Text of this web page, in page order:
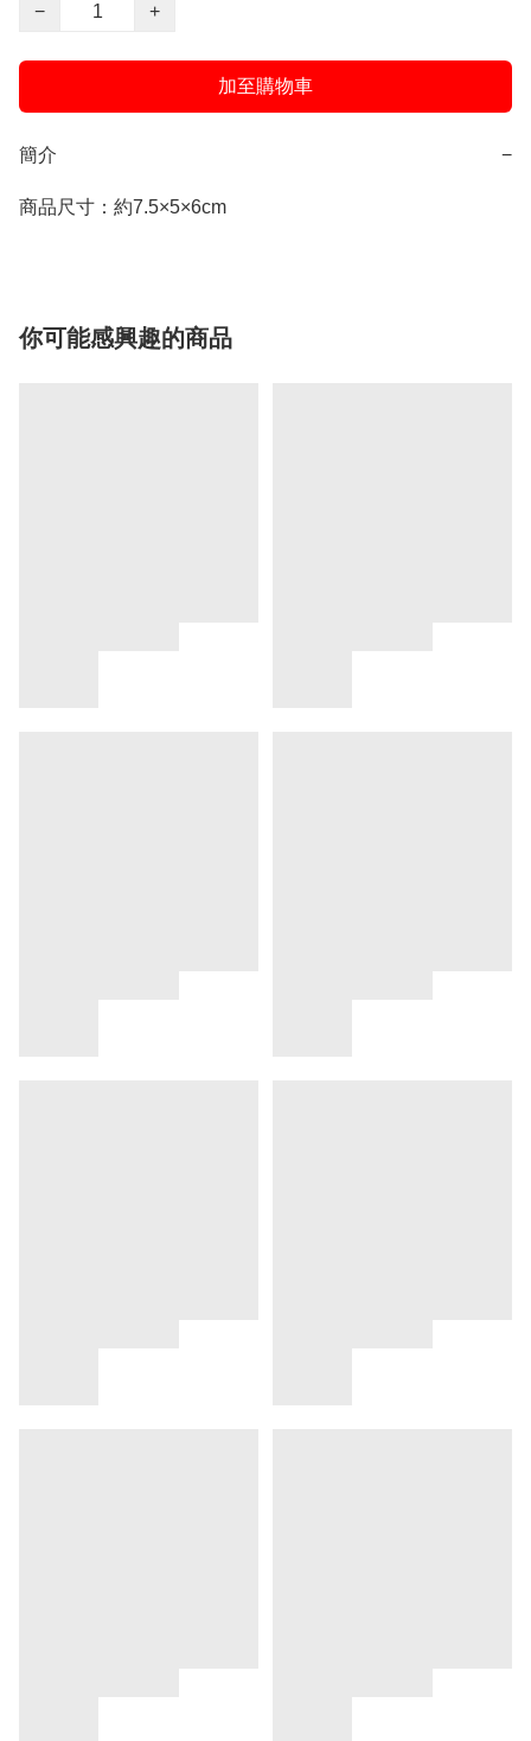
−
+
加至購物車
簡介 −
商品尺寸：約7.5×5×6cm
你可能感興趣的商品